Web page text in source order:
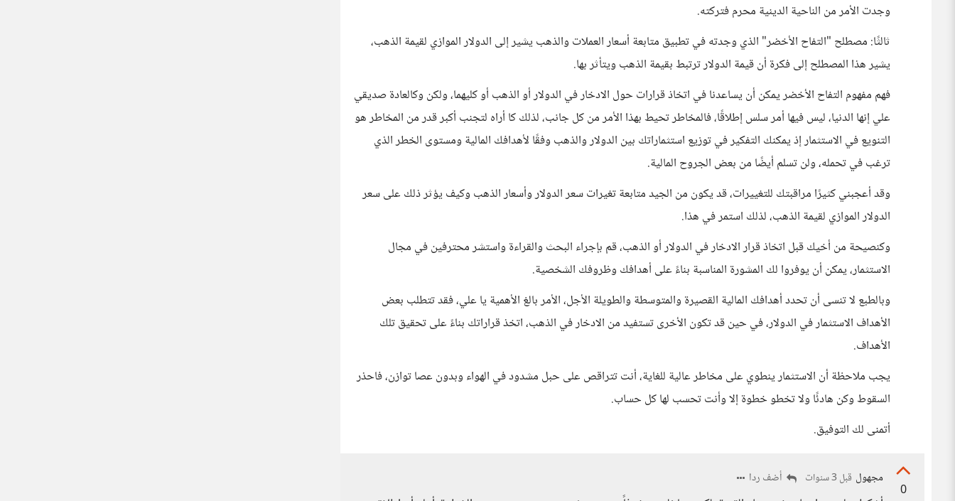
وجدت الأمر من الناحية الدينية محرم فتركته.
ثالثًا: مصطلح "التفاح الأخضر" الذي وجدته في تطبيق متابعة أسعار العملات والذهب يشير إلى الدولار الموازي لقيمة الذهب،
يشير هذا المصطلح إلى فكرة أن قيمة الدولار ترتبط بقيمة الذهب ويتأثر بها.
فهم مفهوم التفاح الأخضر يمكن أن يساعدنا في اتخاذ قرارات حول الادخار في الدولار أو الذهب أو كليهما، ولكن وكالعادة صديقي
علي إنها الدنيا، ليس فيها أمر سلس إطلاقًا، فالمخاطر تحيط بهذا الأمر من كل جانب، لذلك كا أراه لتجنب أكبر قدر من المخاطر هو
التنويع في الاستثمار إذ يمكنك التفكير في توزيع استثماراتك بين الدولار والذهب وفقًا لأهدافك المالية ومستوى الخطر الذي
ترغب في تحمله، ولن تسلم أيضًا من بعض الجروح المالية.
وقد أعجبني كثيرًا مراقبتك للتغييرات، قد يكون من الجيد متابعة تغيرات سعر الدولار وأسعار الذهب وكيف يؤثر ذلك على سعر
الدولار الموازي لقيمة الذهب، لذلك استمر في هذا.
وكنصيحة من أخيك قبل اتخاذ قرار الادخار في الدولار أو الذهب، قم بإجراء البحث والقراءة واستشر محترفين في مجال
الاستثمار، يمكن أن يوفروا لك المشورة المناسبة بناءً على أهدافك وظروفك الشخصية.
وبالطبع لا تنسى أن تحدد أهدافك المالية القصيرة والمتوسطة والطويلة الأجل، الأمر بالغ الأهمية يا علي، فقد تتطلب بعض
الأهداف الاستثمار في الدولار، في حين قد تكون الأخرى تستفيد من الادخار في الذهب، اتخذ قراراتك بناءً على تحقيق تلك
الأهداف.
يجب ملاحظة أن الاستثمار ينطوي على مخاطر عالية للغاية، أنت تتراقص على حبل مشدود في الهواء وبدون عصا توازن، فاحذر
السقوط وكن هادئًا ولا تخطو خطوة إلا وأنت تحسب لها كل حساب.
أتمنى لك التوفيق.
0
مجهول قبل 3 سنوات أضف ردا